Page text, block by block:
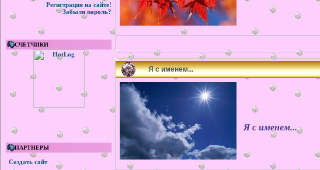
Регистрация на сайте!
Забыли пароль?
СЧЕТЧИКИ
ПАРТНЕРЫ
Создать сайт
Я с именем...
Я с именем...